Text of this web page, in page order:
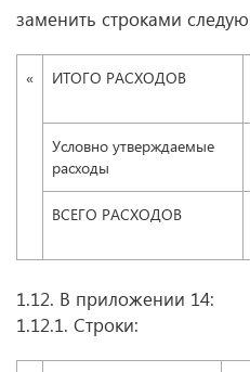
заменить строками
« ИТОГО РАСХОДОВ
Условно утверждаемые
расходы
ВСЕГО РАСХОДОВ
1.12. В приложении 14:
1.12.1. Строки: